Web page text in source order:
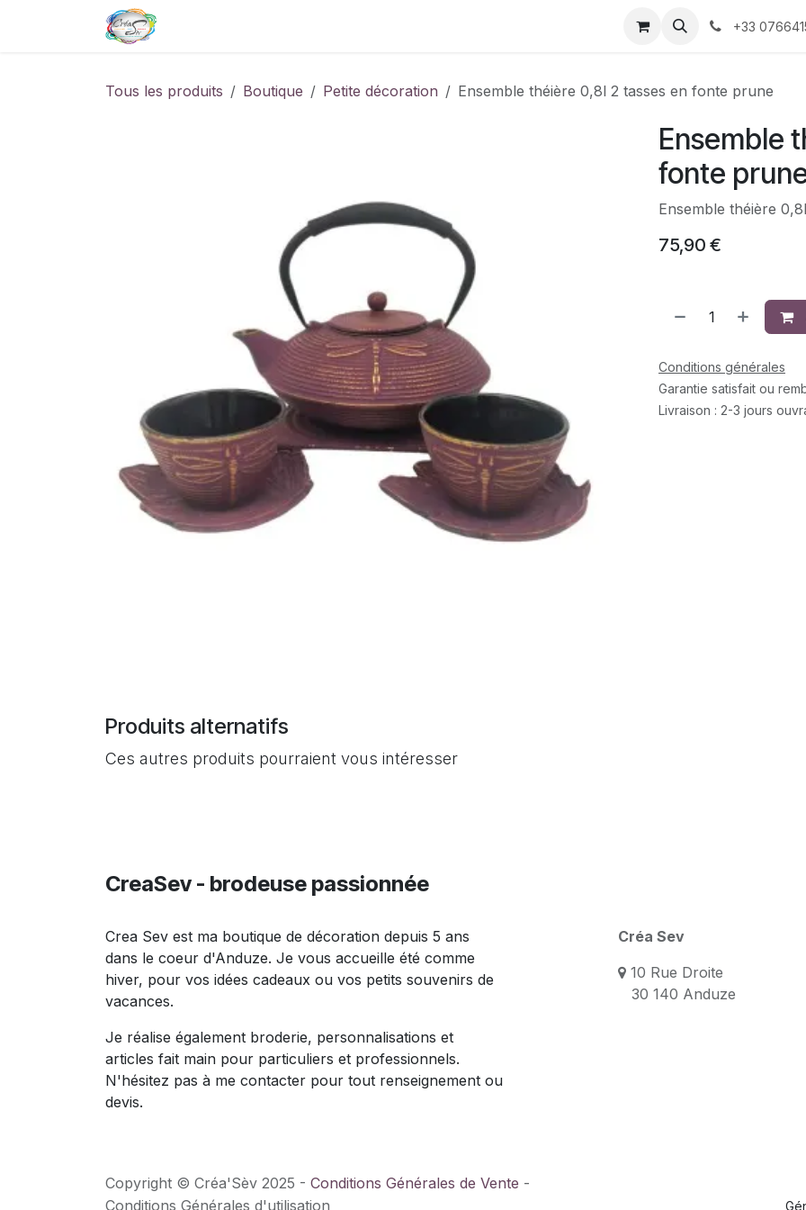
Se rendre au contenu
Nos produits faits-main À propos
+33
Tous les produits Boutique Petite décoration Ensemble théière 0,8l 2 tasses en fonte prune
Ensemble
fonte
Ensemble théière
75,90 €
Conditions générales
Garantie satisfait ou
Livraison : 2-3 jours
Produits alternatifs
Ces autres produits pourraient vous intéresser
CreaSev - brodeuse passionnée
Crea Sev est ma boutique de décoration depuis 5 ans
dans le coeur d'Anduze. Je vous accueille été comme
hiver, pour vos idées cadeaux ou vos petits souvenirs de
vacances.
Je réalise également broderie, personnalisations et
articles fait main pour particuliers et professionnels.
N'hésitez pas à me contacter pour tout renseignement ou
devis.
Créa Sev
10 Rue Droite
30 140 Anduze
Copyright © Créa'Sèv 2025 - Conditions Générales de Vente -
Conditions Générales d'utilisation